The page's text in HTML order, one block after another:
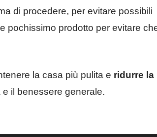
di procedere, per evitare possibili
pochissimo prodotto per evitare
la casa più pulita e ridurre la
e il benessere generale.